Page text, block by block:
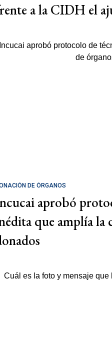
a la CIDH el
DE ÓRGANOS
aprobó
que amplía la